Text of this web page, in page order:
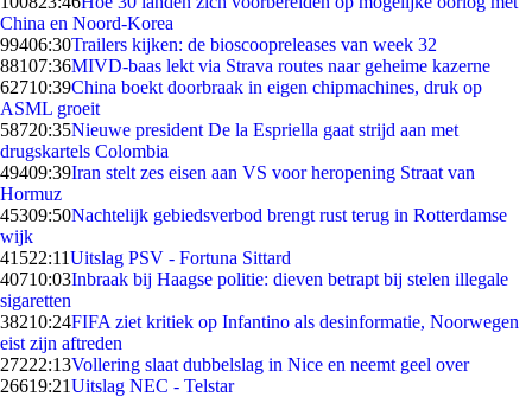
China en Noord-Korea
99406:30Trailers kijken: de bioscoopreleases van week 32
88107:36MIVD-baas lekt via Strava routes naar geheime kazerne
62710:39China boekt doorbraak in eigen chipmachines, druk op
ASML groeit
58720:35Nieuwe president De la Espriella gaat strijd aan met
drugskartels Colombia
49409:39Iran stelt zes eisen aan VS voor heropening Straat van
Hormuz
45309:50Nachtelijk gebiedsverbod brengt rust terug in Rotterdamse
wijk
41522:11Uitslag PSV - Fortuna Sittard
40710:03Inbraak bij Haagse politie: dieven betrapt bij stelen illegale
sigaretten
38210:24FIFA ziet kritiek op Infantino als desinformatie, Noorwegen
eist zijn aftreden
27222:13Vollering slaat dubbelslag in Nice en neemt geel over
26619:21Uitslag NEC - Telstar